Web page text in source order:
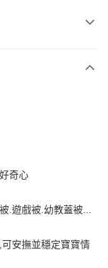
奇心
.遊戲被.幼教蓋被...
安撫並穩定寶寶情